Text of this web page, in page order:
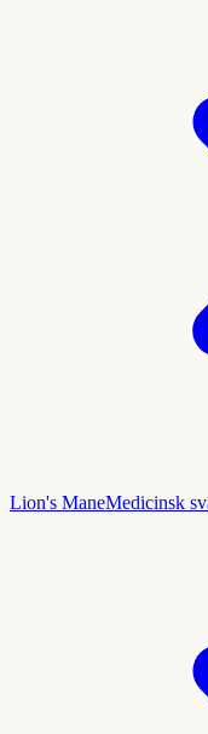
Lion's ManeMedicinsk